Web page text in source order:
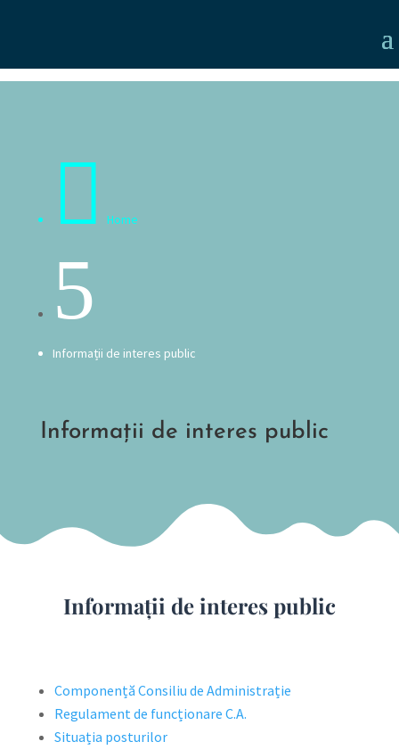
 Home
5
Informații de interes public
Informații de interes public
Informații de interes public
Componență Consiliu de Administrație
Regulament de funcționare C.A.
Situația posturilor